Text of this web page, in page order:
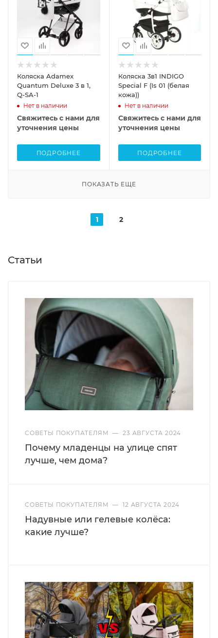
Коляска Adamex
Quantum Deluxe 3 в 1,
Q-SA-1
Нет в наличии
Свяжитесь с нами для
уточнения цены
ПОДРОБНЕЕ
Коляска 3в1 INDIGO
Special F (Is 01 (белая
кожа))
Нет в наличии
Свяжитесь с нами для
уточнения цены
ПОДРОБНЕЕ
ПОКАЗАТЬ ЕЩЕ
1 2
Статьи
СОВЕТЫ ПОКУПАТЕЛЯМ — 23 АВГУСТА 2024
Почему младенцы на улице спят
лучше, чем дома?
СОВЕТЫ ПОКУПАТЕЛЯМ — 12 АВГУСТА 2024
Надувные или гелевые колёса:
какие лучше?